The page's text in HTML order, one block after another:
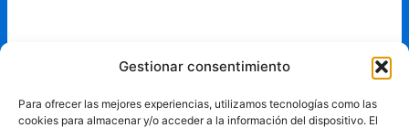
Gestionar consentimiento
Para ofrecer las mejores experiencias, utilizamos tecnologías como las
cookies para almacenar y/o acceder a la información del dispositivo. El